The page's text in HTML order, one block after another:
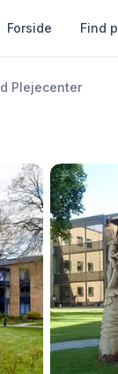
Forside Find
Plejecenter